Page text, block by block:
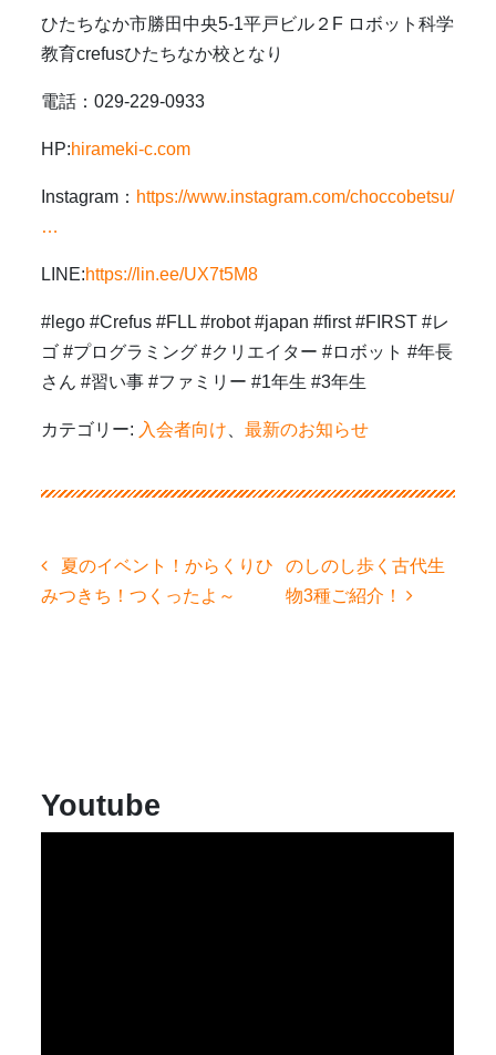
ひたちなか市勝田中央5-1平戸ビル２F ロボット科学
教育crefusひたちなか校となり
電話：029-229-0933
HP:hirameki-c.com
Instagram： https://www.instagram.com/choccobetsu/
…
LINE:https://lin.ee/UX7t5M8
#lego #Crefus #FLL #robot #japan #first #FIRST #レ
ゴ #プログラミング #クリエイター #ロボット #年長
さん #習い事 #ファミリー #1年生 #3年生
カテゴリー: 入会者向け 、最新のお知らせ
投
ナ
夏のイベント！からくりひ
みつきち！つくったよ～
のしのし歩く古代生
物3種ご紹介！
Youtube